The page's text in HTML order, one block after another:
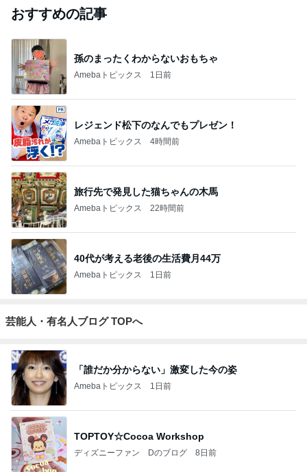
おすすめの記事
孫のまったくわからないおもちゃ
Amebaトピックス 1日前
レジェンド松下のなんでもプレゼン！
Amebaトピックス 4時間前
旅行先で発見した猫ちゃんの木馬
Amebaトピックス 22時間前
40代が考える老後の生活費月44万
Amebaトピックス 1日前
芸能人・有名人ブログ TOPへ
「誰だか分からない」激変した今の姿
Amebaトピックス 1日前
TOPTOY☆Cocoa Workshop
ディズニーファン Dのブログ 8日前